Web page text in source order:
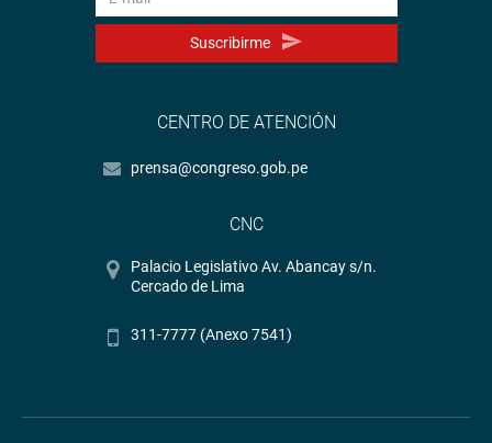
Suscribirme
CENTRO DE ATENCIÓN
prensa@congreso.gob.pe
CNC
Palacio Legislativo Av. Abancay s/n.
Cercado de Lima
311-7777 (Anexo 7541)